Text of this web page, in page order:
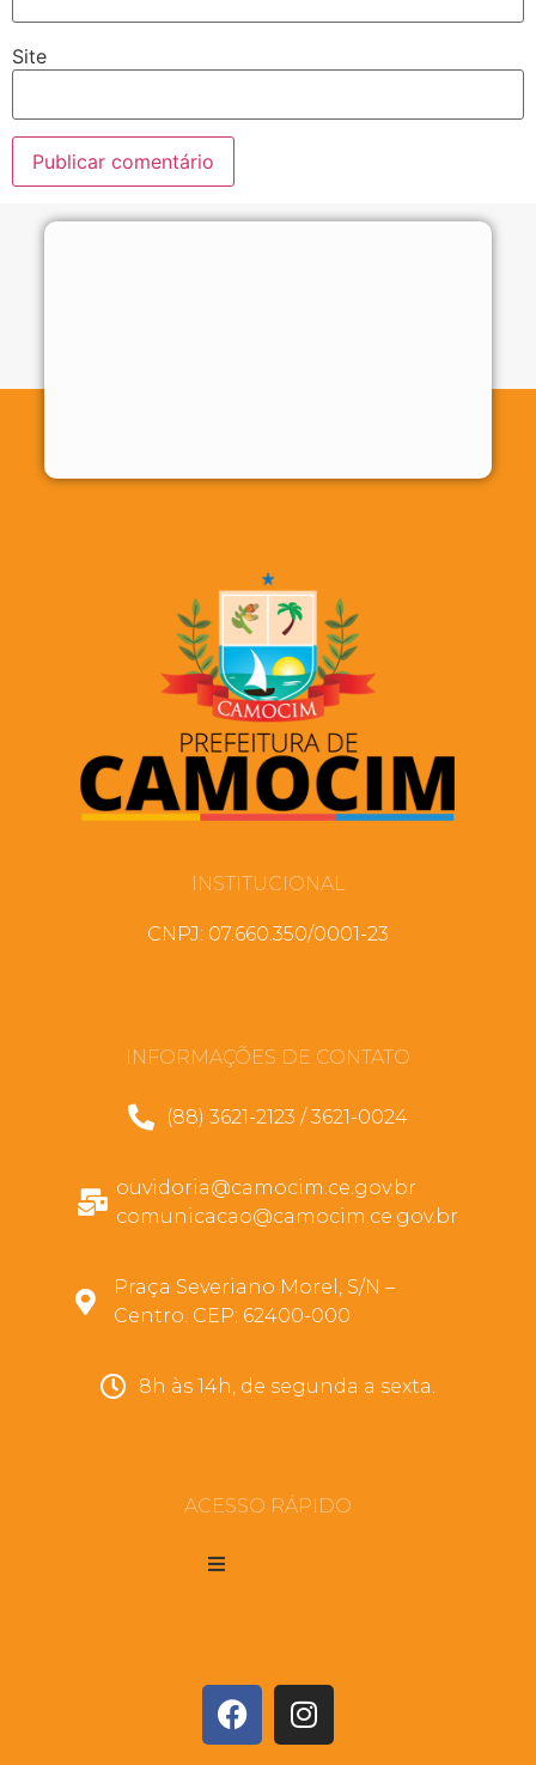
Site
INSTITUCIONAL
CNPJ: 07.660.350/0001-23
INFORMAÇÕES DE CONTATO
(88) 3621-2123 / 3621-0024
ouvidoria@camocim.ce.gov.br
comunicacao@camocim.ce.gov.br
Praça Severiano Morel, S/N –
Centro. CEP: 62400-000
8h às 14h, de segunda a sexta.
ACESSO RÁPIDO